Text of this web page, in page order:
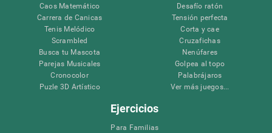
Caos Matemático
Carrera de Canicas
Tenis Melódico
Scrambled
Busca tu Mascota
Parejas Musicales
Cronocolor
Puzle 3D Artístico
Desafío ratón
Tensión perfecta
Corta y cae
Cruzafichas
Nenúfares
Golpea al topo
Palabrájaros
Ver más juegos...
Ejercicios
Para Familias